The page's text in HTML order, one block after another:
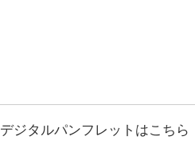
デジタルパンフレットはこちら